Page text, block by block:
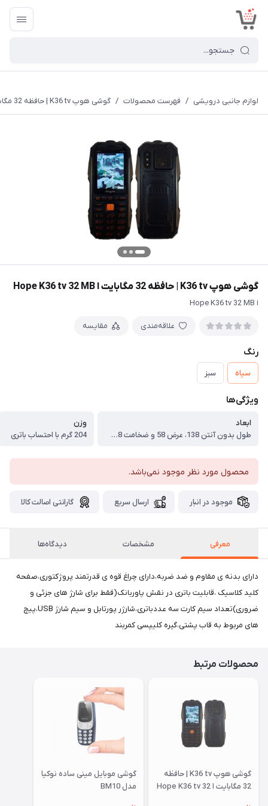
لوازم جانبی درویشی / فهرست محصولات / گوشی هوپ K36 tv | حافظه 32 مگابایت ا Hope K36 tv 32 MB
گوشی هوپ K36 tv | حافظه 32 مگابایت ا Hope K36 tv 32 MB
ا Hope K36 tv 32 MB
علاقه‌مندی مقایسه
رنگ
سیاه سبز
ویژگی‌ها
ابعاد
طول بدون آنتن 138، عرض 58 و ضخامت 18 میلی متر
وزن
204 گرم با احتساب باتری
محصول مورد نظر موجود نمی‌باشد.
موجود در انبار ارسال سریع گارانتی اصالت کالا
معرفی مشخصات دیدگاه‌ها
دارای بدنه ی مقاوم و ضد ضربه،دارای چراغ قوه ی قدرتمند پروژکتوری،صفحه
کلید کلاسیک ،قابلیت باتری در نقش پاوربانک(فقط برای شارژ های جزئی و
ضروری)تعداد سیم کارت سه عددباتری،شارژر پورتابل و سیم شارژ USB،پیچ
های مربوط به قاب پشتی،گیره کلیپسی کمربند
محصولات مرتبط
گوشی هوپ K36 tv | حافظه
32 مگابایت ا Hope K36 tv 32
گوشی موبایل مینی ساده نوکیا
مدل BM10